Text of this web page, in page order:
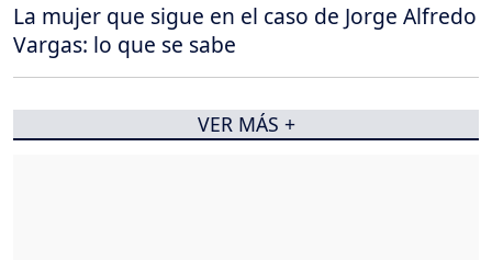
La mujer que sigue en el caso de Jorge Alfredo
Vargas: lo que se sabe
VER MÁS +